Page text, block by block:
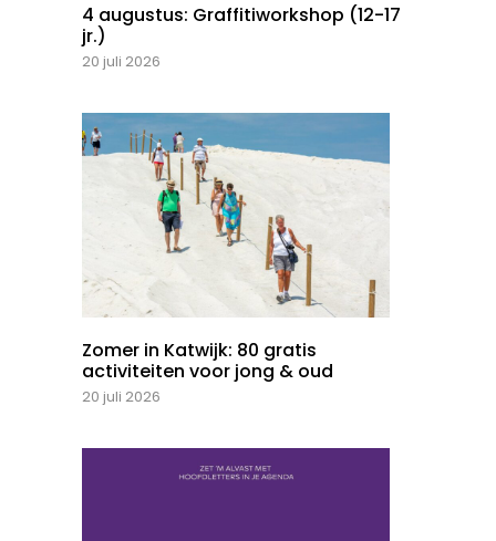
4 augustus: Graffitiworkshop (12-17
jr.)
20 juli 2026
Zomer in Katwijk: 80 gratis
activiteiten voor jong & oud
20 juli 2026